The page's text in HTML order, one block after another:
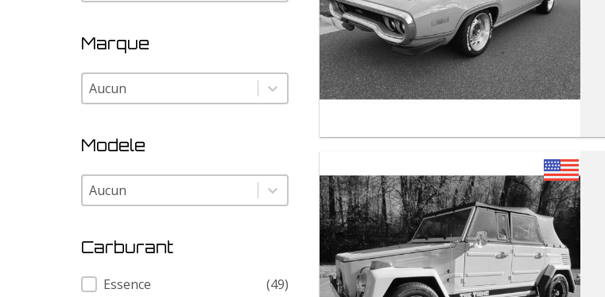
Marque
Marque
Marque
Modele
Modele
Modele
Carburant
Carburant
Essence
(49)